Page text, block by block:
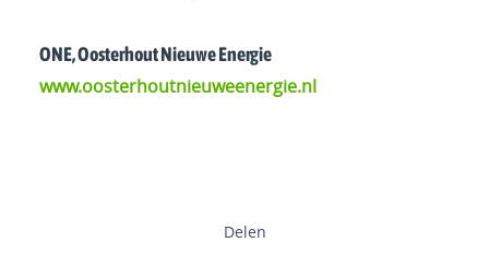
ONE, Oosterhout Nieuwe Energie
www.oosterhoutnieuweenergie.nl
Delen